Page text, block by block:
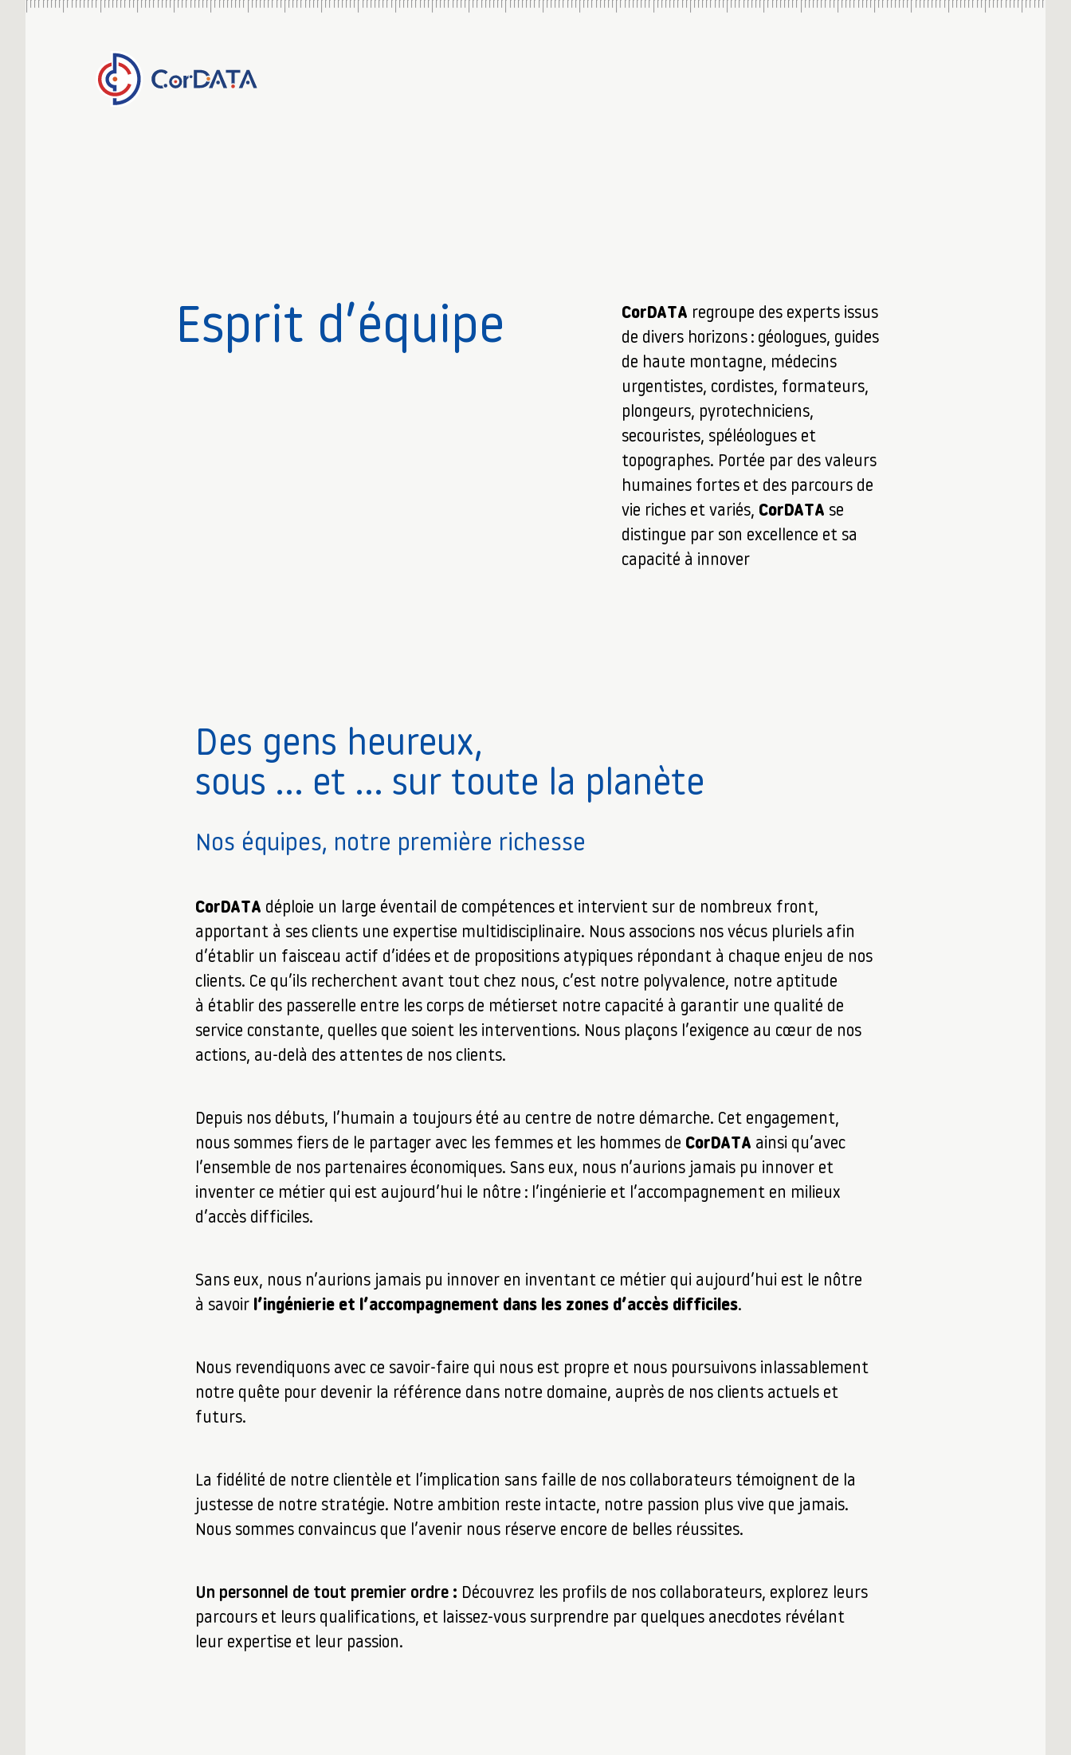
Esprit d’équipe CorDATA regroupe des experts issus
de divers horizons : géologues, guides
de haute montagne, médecins
urgentistes, cordistes, formateurs,
plongeurs, pyrotechniciens,
secouristes, spéléologues et
topographes. Portée par des valeurs
humaines fortes et des parcours de
vie riches et variés, CorDATA se
distingue par son excellence et sa
capacité à innover
Des gens heureux,
sous … et … sur toute la planète
Nos équipes, notre première richesse
CorDATA déploie un large éventail de compétences et intervient sur de nombreux front,
apportant à ses clients une expertise multidisciplinaire. Nous associons nos vécus pluriels afin
d’établir un faisceau actif d’idées et de propositions atypiques répondant à chaque enjeu de nos
clients. Ce qu’ils recherchent avant tout chez nous, c’est notre polyvalence, notre aptitude
à établir des passerelle entre les corps de métierset notre capacité à garantir une qualité de
service constante, quelles que soient les interventions. Nous plaçons l’exigence au cœur de nos
actions, au-delà des attentes de nos clients.
Depuis nos débuts, l’humain a toujours été au centre de notre démarche. Cet engagement,
nous sommes fiers de le partager avec les femmes et les hommes de CorDATA ainsi qu’avec
l’ensemble de nos partenaires économiques. Sans eux, nous n’aurions jamais pu innover et
inventer ce métier qui est aujourd’hui le nôtre : l’ingénierie et l’accompagnement en milieux
d’accès difficiles.
Sans eux, nous n’aurions jamais pu innover en inventant ce métier qui aujourd’hui est le nôtre
à savoir l’ingénierie et l’accompagnement dans les zones d’accès difficiles.
Nous revendiquons avec ce savoir-faire qui nous est propre et nous poursuivons inlassablement
notre quête pour devenir la référence dans notre domaine, auprès de nos clients actuels et
futurs.
La fidélité de notre clientèle et l’implication sans faille de nos collaborateurs témoignent de la
justesse de notre stratégie. Notre ambition reste intacte, notre passion plus vive que jamais.
Nous sommes convaincus que l’avenir nous réserve encore de belles réussites.
Un personnel de tout premier ordre : Découvrez les profils de nos collaborateurs, explorez leurs
parcours et leurs qualifications, et laissez-vous surprendre par quelques anecdotes révélant
leur expertise et leur passion.